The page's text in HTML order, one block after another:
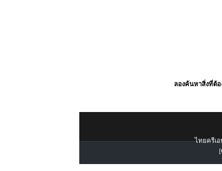
ลองค้นหาสิ่งที่ต้อ
ไทยครีเอ
[